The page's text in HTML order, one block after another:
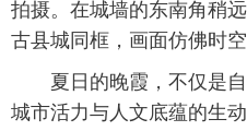
拍摄。在城墙的东南角稍
古县城同框，画面仿佛时
夏日的晚霞，不仅是自
城市活力与人文底蕴的生